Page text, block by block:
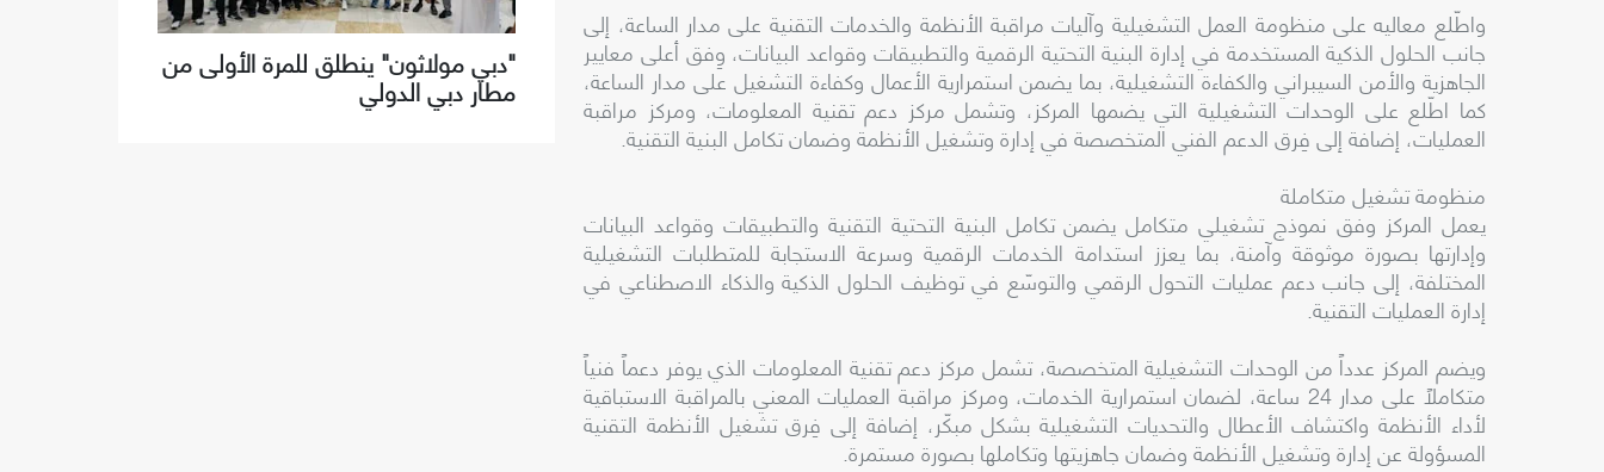
واطّلع معاليه على منظومة العمل التشغيلية وآليات مراقبة الأنظمة والخدمات التقنية على مدار الساعة، إلى
جانب الحلول الذكية المستخدمة في إدارة البنية التحتية الرقمية والتطبيقات وقواعد البيانات، وِفق أعلى معايير
الجاهزية والأمن السيبراني والكفاءة التشغيلية، بما يضمن استمرارية الأعمال وكفاءة التشغيل على مدار الساعة،
كما اطّلع على الوحدات التشغيلية التي يضمها المركز، وتشمل مركز دعم تقنية المعلومات، ومركز مراقبة
العمليات، إضافة إلى فِرق الدعم الفني المتخصصة في إدارة وتشغيل الأنظمة وضمان تكامل البنية التقنية.
منظومة تشغيل متكاملة
يعمل المركز وفق نموذج تشغيلي متكامل يضمن تكامل البنية التحتية التقنية والتطبيقات وقواعد البيانات
وإدارتها بصورة موثوقة وآمنة، بما يعزز استدامة الخدمات الرقمية وسرعة الاستجابة للمتطلبات التشغيلية
المختلفة، إلى جانب دعم عمليات التحول الرقمي والتوسّع في توظيف الحلول الذكية والذكاء الاصطناعي في
إدارة العمليات التقنية.
ويضم المركز عدداً من الوحدات التشغيلية المتخصصة، تشمل مركز دعم تقنية المعلومات الذي يوفر دعماً فنياً
متكاملاً على مدار 24 ساعة، لضمان استمرارية الخدمات، ومركز مراقبة العمليات المعني بالمراقبة الاستباقية
لأداء الأنظمة واكتشاف الأعطال والتحديات التشغيلية بشكل مبكّر، إضافة إلى فِرق تشغيل الأنظمة التقنية
المسؤولة عن إدارة وتشغيل الأنظمة وضمان جاهزيتها وتكاملها بصورة مستمرة.
"دبي مولاثون" ينطلق للمرة الأولى من
مطار دبي الدولي